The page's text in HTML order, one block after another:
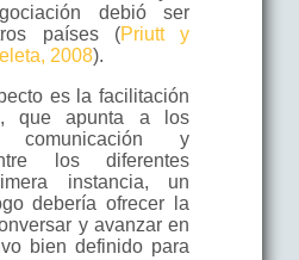
debió ser
países (Priutt y
2008).
es la facilitación
que apunta a los
y
los diferentes
instancia, un
debería ofrecer la
y avanzar en
bien definido para